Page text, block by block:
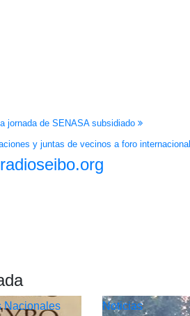
jornada de SENASA subsidiado
y juntas de vecinos a foro internacional
radioseibo.org
Nacionales Noticias